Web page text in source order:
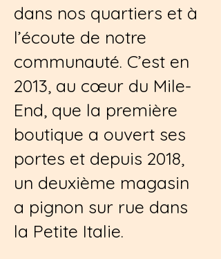
dans nos quartiers et à
l’écoute de notre
communauté. C’est en
2013, au cœur du Mile-
End, que la première
boutique a ouvert ses
portes et depuis 2018,
un deuxième magasin
a pignon sur rue dans
la Petite Italie.